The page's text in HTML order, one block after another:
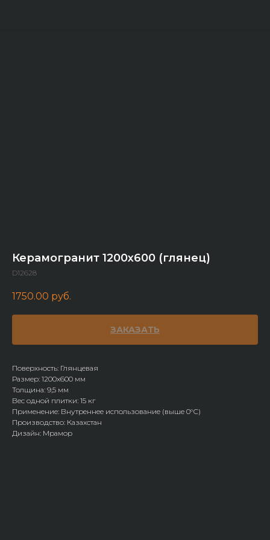
Керамогранит 1200x600 (глянец)
D12628
1750.00 руб.
ЗАКАЗАТЬ
Поверхность: Глянцевая
Размер: 1200х600 мм
Толщина: 9,5 мм
Вес одной плитки: 15 кг
Применение: Внутреннее использование (выше 0°С)
Производство: Казахстан
Дизайн: Мрамор